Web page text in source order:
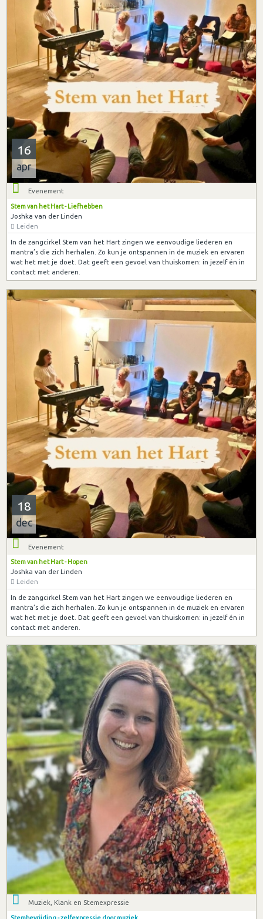
16
apr
Evenement
Stem van het Hart - Liefhebben
Joshka van der Linden
Leiden
In de zangcirkel Stem van het Hart zingen we eenvoudige liederen en
mantra’s die zich herhalen. Zo kun je ontspannen in de muziek en ervaren
wat het met je doet. Dat geeft een gevoel van thuiskomen: in jezelf én in
contact met anderen.
18
dec
Evenement
Stem van het Hart - Hopen
Joshka van der Linden
Leiden
In de zangcirkel Stem van het Hart zingen we eenvoudige liederen en
mantra’s die zich herhalen. Zo kun je ontspannen in de muziek en ervaren
wat het met je doet. Dat geeft een gevoel van thuiskomen: in jezelf én in
contact met anderen.
Muziek, Klank en Stemexpressie